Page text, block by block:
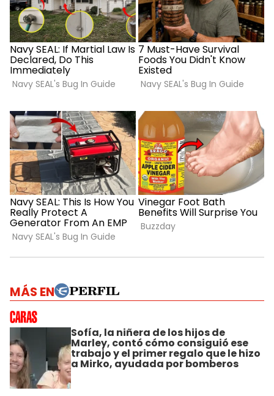
MÁS EN
Sofía, la niñera de los hijos de
Marley, contó cómo consiguió ese
trabajo y el primer regalo que le hizo
a Mirko, ayudada por bomberos